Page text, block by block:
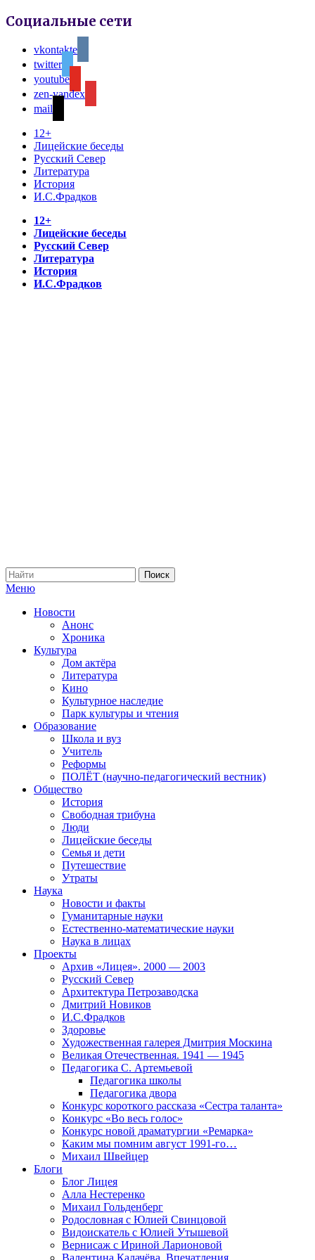
Социальные сети
vkontakte
twitter
youtube
zen-yandex
mail
12+
Лицейские беседы
Русский Север
Литература
История
И.С.Фрадков
12+
Лицейские беседы
Русский Север
Литература
История
И.С.Фрадков
Меню
Новости
Анонс
Хроника
Культура
Дом актёра
Литература
Кино
Культурное наследие
Парк культуры и чтения
Образование
Школа и вуз
Учитель
Реформы
ПОЛЁТ (научно-педагогический вестник)
Общество
История
Свободная трибуна
Люди
Лицейские беседы
Семья и дети
Путешествие
Утраты
Наука
Новости и факты
Гуманитарные науки
Естественно-математические науки
Наука в лицах
Проекты
Архив «Лицея». 2000 — 2003
Русский Север
Архитектура Петрозаводска
Дмитрий Новиков
И.С.Фрадков
Здоровье
Художественная галерея Дмитрия Москина
Великая Отечественная. 1941 — 1945
Педагогика С. Артемьевой
Педагогика школы
Педагогика двора
Конкурс короткого рассказа «Сестра таланта»
Конкурс «Во весь голос»
Конкурс новой драматургии «Ремарка»
Каким мы помним август 1991-го…
Михаил Швейцер
Блоги
Блог Лицея
Алла Нестеренко
Михаил Гольденберг
Родословная с Юлией Свинцовой
Видоискатель с Юлией Утышевой
Вернисаж с Ириной Ларионовой